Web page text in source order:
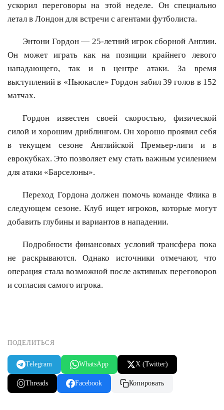
ускорил переговоры на этой неделе. Он специально
летал в Лондон для встречи с агентами футболиста.
Энтони Гордон — 25-летний игрок сборной Англии.
Он может играть как на позиции крайнего левого
нападающего, так и в центре атаки. За время
выступлений в «Ньюкасле» Гордон забил 39 голов в 152
матчах.
Гордон известен своей скоростью, физической
силой и хорошим дриблингом. Он хорошо проявил себя
в текущем сезоне Английской Премьер-лиги и в
еврокубках. Это позволяет ему стать важным усилением
для атаки «Барселоны».
Переход Гордона должен помочь команде Флика в
следующем сезоне. Клуб ищет игроков, которые могут
добавить глубины и вариантов в нападении.
Подробности финансовых условий трансфера пока
не раскрываются. Однако источники отмечают, что
операция стала возможной после активных переговоров
и согласия самого игрока.
ПОДЕЛИТЬСЯ
Telegram WhatsApp X (Twitter)
Threads Facebook Копировать